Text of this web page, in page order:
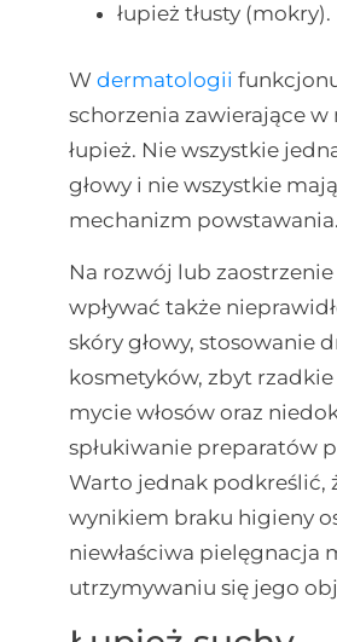
łupież tłusty (mokry).
W dermatologii
schorzenia zawierające w
łupież. Nie wszystkie
głowy i nie wszystkie
mechanizm powstawania.
Na rozwój lub
wpływać także
skóry głowy, stosowanie
kosmetyków, zbyt
mycie włosów oraz
spłukiwanie preparatów
Warto jednak podkreślić,
wynikiem braku higieny
niewłaściwa pielęgnacja
utrzymywaniu się jego